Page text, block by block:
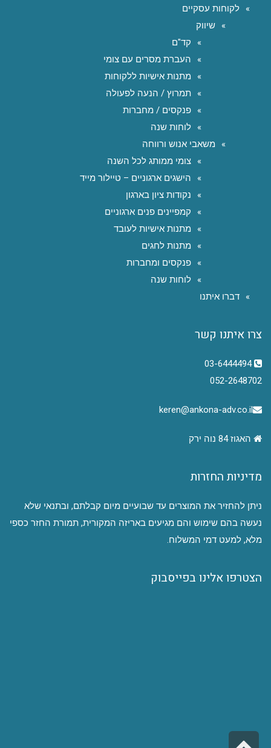
לקוחות עסקיים
שיווק
קד"ם
העברת מסרים עם צומי
מתנות אישיות ללקוחות
תמרוץ / הנעה לפעולה
פנקסים / מחברות
לוחות שנה
משאבי אנוש ורווחה
צומי ממותג לכל השנה
הישגים ארגוניים – טיילור מייד
נקודות ציון בארגון
קמפיינים פנים ארגוניים
מתנות אישיות לעובד
מתנות לחגים
פנקסים ומחברות
לוחות שנה
דברו איתנו
צרו איתנו קשר
03-6444494
052-2648702
keren@ankona-adv.co.il
האגוז 84 נוה ירק
מדיניות החזרות
ניתן להחזיר את המוצרים עד שבועיים מיום קבלתם, ובתנאי שלא
נעשה בהם שימוש והם מגיעים באריזה המקורית, תמורת החזר כספי
מלא, למעט דמי המשלוח.
הצטרפו אלינו בפייסבוק